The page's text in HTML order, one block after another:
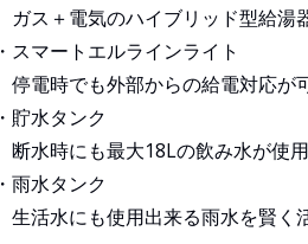
ガス＋電気のハイブリッド型給湯
・スマートエルラインライト
停電時でも外部からの給電対応が
・貯水タンク
断水時にも最大18Lの飲み水が使
・雨水タンク
生活水にも使用出来る雨水を賢く